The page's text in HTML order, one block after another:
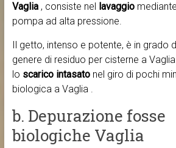
Vaglia , consiste nel lavaggio
pompa ad alta pressione.
Il getto, intenso e potente, è in grado
genere di residuo per cisterne a
lo scarico intasatonel giro di pochi
biologica a Vaglia .
b. Depurazione fosse
biologiche Vaglia